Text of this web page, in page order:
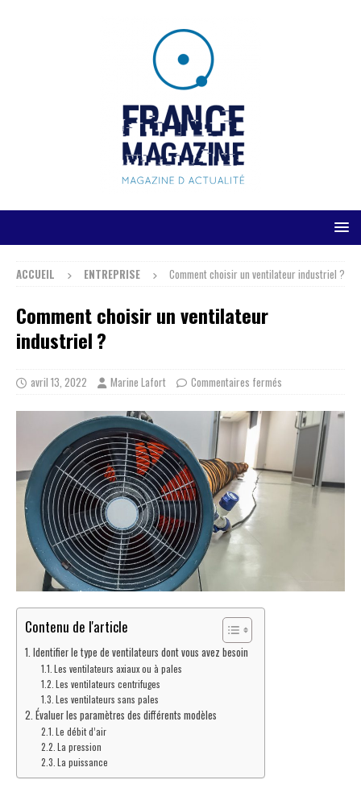
ACCUEIL ENTREPRISE Comment choisir un ventilateur industriel ?
Comment choisir un ventilateur
industriel ?
avril 13, 2022 Marine Lafort Commentaires fermés
Contenu de l'article
Identifier le type de ventilateurs dont vous avez besoin
Les ventilateurs axiaux ou à pales
Les ventilateurs centrifuges
Les ventilateurs sans pales
Évaluer les paramètres des différents modèles
Le débit d’air
La pression
La puissance